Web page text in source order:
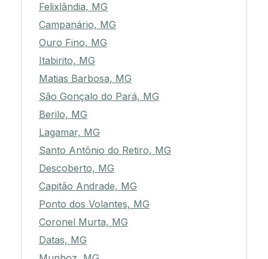
Felixlândia, MG
Campanário, MG
Ouro Fino, MG
Itabirito, MG
Matias Barbosa, MG
São Gonçalo do Pará, MG
Berilo, MG
Lagamar, MG
Santo Antônio do Retiro, MG
Descoberto, MG
Capitão Andrade, MG
Ponto dos Volantes, MG
Coronel Murta, MG
Datas, MG